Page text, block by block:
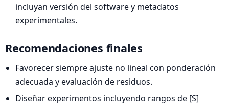
incluyan versión del software y metadatos
experimentales.
Recomendaciones finales
Favorecer siempre ajuste no lineal con ponderación
adecuada y evaluación de residuos.
Diseñar experimentos incluyendo rangos de [S]